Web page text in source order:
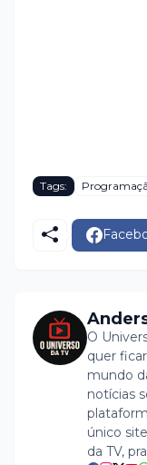
Tags:
O
quer
mundo
notícias
único
da TV,